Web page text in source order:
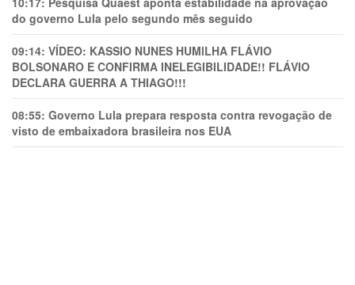
do governo Lula pelo segundo mês seguido
09:14: VÍDEO: KASSIO NUNES HUMlLHA FLÁVIO
BOLSONARO E CONFIRMA INELEGIBILIDADE!! FLÁVIO
DECLARA GUERRA A THIAGO!!!
08:55: Governo Lula prepara resposta contra revogação de
visto de embaixadora brasileira nos EUA